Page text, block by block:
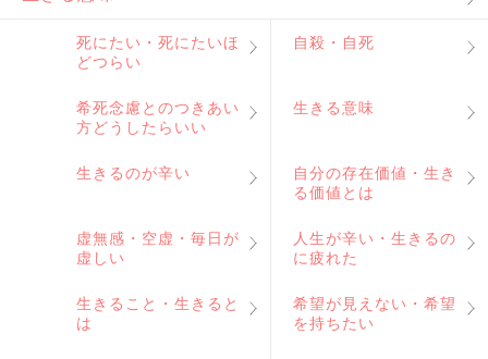
死にたい・死にたいほ
どつらい
自殺・自死
希死念慮とのつきあい
方どうしたらいい
生きる意味
生きるのが辛い
自分の存在価値・生き
る価値とは
虚無感・空虚・毎日が
虚しい
人生が辛い・生きるの
に疲れた
生きること・生きると
は
希望が見えない・希望
を持ちたい